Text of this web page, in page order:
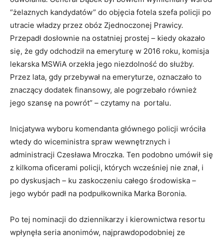
“żelaznych kandydatów” do objęcia fotela szefa policji po
utracie władzy przez obóz Zjednoczonej Prawicy.
Przepadł dosłownie na ostatniej prostej – kiedy okazało
się, że gdy odchodził na emeryturę w 2016 roku, komisja
lekarska MSWiA orzekła jego niezdolność do służby.
Przez lata, gdy przebywał na emeryturze, oznaczało to
znaczący dodatek finansowy, ale pogrzebało również
jego szansę na powrót” – czytamy na portalu.
Inicjatywa wyboru komendanta głównego policji wróciła
wtedy do wiceministra spraw wewnętrznych i
administracji Czesława Mroczka. Ten podobno umówił się
z kilkoma oficerami policji, których wcześniej nie znał, i
po dyskusjach – ku zaskoczeniu całego środowiska –
jego wybór padł na podpułkownika Marka Boronia.
Po tej nominacji do dziennikarzy i kierownictwa resortu
wpłynęła seria anonimów, najprawdopodobniej ze